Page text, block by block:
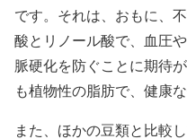
です。それは、おもに、
酸とリノール酸で、血圧
脈硬化を防ぐことに期待
も植物性の脂肪で、健康
また、ほかの豆類と比較